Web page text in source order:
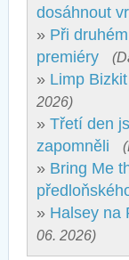
dosáhnout
» Při
premiéry
» Limp
2026)
» Třetí den
zapomněli
» Bring Me
» Halsey na
06. 2026)